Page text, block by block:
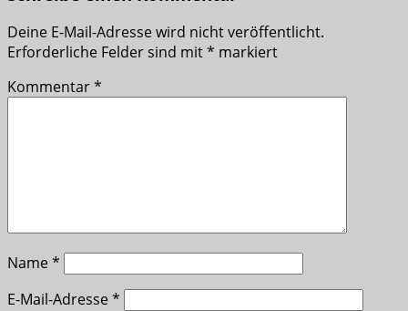
Deine E-Mail-Adresse wird nicht veröffentlicht.
Erforderliche Felder sind mit* markiert
Kommentar*
Name*
E-Mail-Adresse*